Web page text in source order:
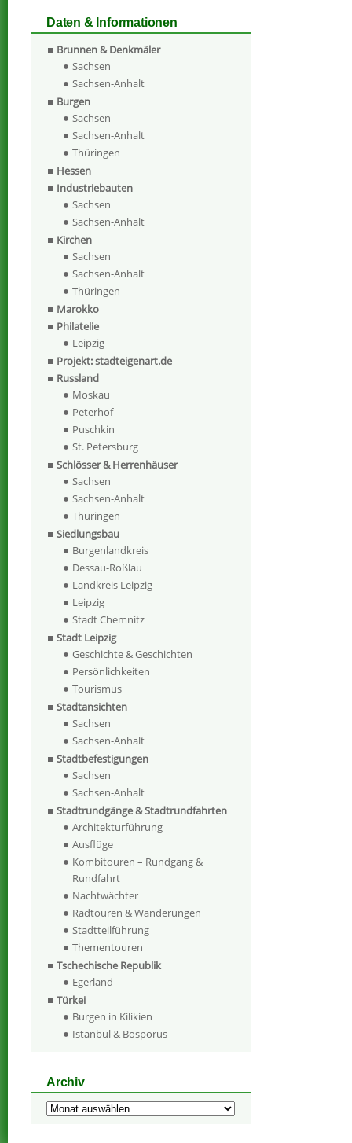
Daten & Informationen
Brunnen & Denkmäler
Sachsen
Sachsen-Anhalt
Burgen
Sachsen
Sachsen-Anhalt
Thüringen
Hessen
Industriebauten
Sachsen
Sachsen-Anhalt
Kirchen
Sachsen
Sachsen-Anhalt
Thüringen
Marokko
Philatelie
Leipzig
Projekt: stadteigenart.de
Russland
Moskau
Peterhof
Puschkin
St. Petersburg
Schlösser & Herrenhäuser
Sachsen
Sachsen-Anhalt
Thüringen
Siedlungsbau
Burgenlandkreis
Dessau-Roßlau
Landkreis Leipzig
Leipzig
Stadt Chemnitz
Stadt Leipzig
Geschichte & Geschichten
Persönlichkeiten
Tourismus
Stadtansichten
Sachsen
Sachsen-Anhalt
Stadtbefestigungen
Sachsen
Sachsen-Anhalt
Stadtrundgänge & Stadtrundfahrten
Architekturführung
Ausflüge
Kombitouren – Rundgang &
Rundfahrt
Nachtwächter
Radtouren & Wanderungen
Stadtteilführung
Thementouren
Tschechische Republik
Egerland
Türkei
Burgen in Kilikien
Istanbul & Bosporus
Archiv
Archiv